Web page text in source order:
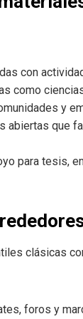
con
como
y
abiertas que
para tesis,
clásicas
foros y